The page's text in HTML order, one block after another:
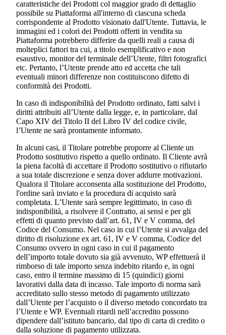
caratteristiche dei Prodotti col maggior grado di dettaglio
possibile su Piattaforma all'interno di ciascuna scheda
corrispondente al Prodotto visionato dall'Utente. Tuttavia, le
immagini ed i colori dei Prodotti offerti in vendita su
Piattaforma potrebbero differire da quelli reali a causa di
molteplici fattori tra cui, a titolo esemplificativo e non
esaustivo, monitor del terminale dell’Utente, filtri fotografici
etc. Pertanto, l’Utente prende atto ed accetta che tali
eventuali minori differenze non costituiscono difetto di
conformità dei Prodotti.
In caso di indisponibilità del Prodotto ordinato, fatti salvi i
diritti attribuiti all’Utente dalla legge, e, in particolare, dal
Capo XIV del Titolo II del Libro IV del codice civile,
l’Utente ne sarà prontamente informato.
In alcuni casi, il Titolare potrebbe proporre al Cliente un
Prodotto sostitutivo rispetto a quello ordinato. Il Cliente avrà
la piena facoltà di accettare il Prodotto sostitutivo o rifiutarlo
a sua totale discrezione e senza dover addurre motivazioni.
Qualora il Titolare acconsenta alla sostituzione del Prodotto,
l'ordine sarà inviato e la procedura di acquisto sarà
completata. L’Utente sarà sempre legittimato, in caso di
indisponibilità, a risolvere il Contratto, ai sensi e per gli
effetti di quanto previsto dall’art. 61, IV e V comma, del
Codice del Consumo. Nel caso in cui l’Utente si avvalga del
diritto di risoluzione ex art. 61, IV e V comma, Codice del
Consumo ovvero in ogni caso in cui il pagamento
dell’importo totale dovuto sia già avvenuto, WP effettuerà il
rimborso di tale importo senza indebito ritardo e, in ogni
caso, entro il termine massimo di 15 (quindici) giorni
lavorativi dalla data di incasso. Tale importo di norma sarà
accreditato sullo stesso metodo di pagamento utilizzato
dall’Utente per l’acquisto o il diverso metodo concordato tra
l’Utente e WP. Eventuali ritardi nell’accredito possono
dipendere dall’istituto bancario, dal tipo di carta di credito o
dalla soluzione di pagamento utilizzata.